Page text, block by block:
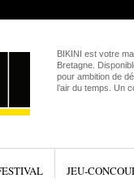
BIKINI est votre
Bretagne.
pour ambition de
l’air du temps. Un
JEU-